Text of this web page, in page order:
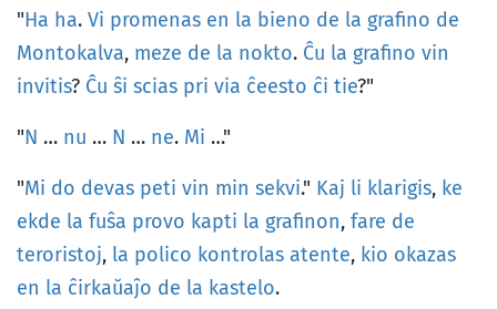
"Ha ha. Vi promenas en la bieno de la grafino de
Montokalva, meze de la nokto. Ĉu la grafino vin
invitis? Ĉu ŝi scias pri via ĉeesto ĉi tie?"
"N … nu … N … ne. Mi …"
"Mi do devas peti vin min sekvi." Kaj li klarigis, ke
ekde la fuŝa provo kapti la grafinon, fare de
teroristoj, la polico kontrolas atente, kio okazas
en la ĉirkaŭaĵo de la kastelo.